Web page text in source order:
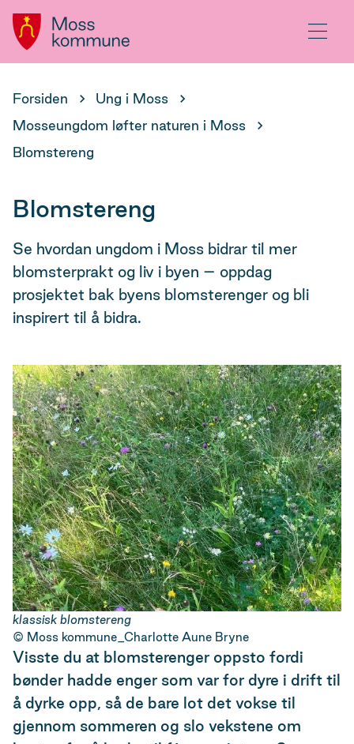
Hovedportal Meny
Du
her:
Forsiden
Ung i Moss
Mosseungdom løfter naturen i Moss
Blomstereng
Blomstereng
Se hvordan ungdom i Moss bidrar til mer
blomsterprakt og liv i byen – oppdag
prosjektet bak byens blomsterenger og bli
inspirert til å bidra.
klassisk blomstereng
Moss kommune_Charlotte Aune Bryne
Visste du at blomsterenger oppsto fordi
bønder hadde enger som var for dyre i drift til
å dyrke opp, så de bare lot det vokse til
gjennom sommeren og slo vekstene om